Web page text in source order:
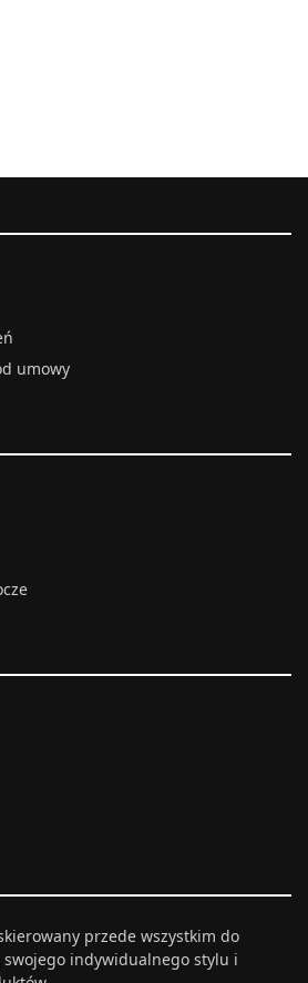
umowy
przede wszystkim do
indywidualnego stylu i